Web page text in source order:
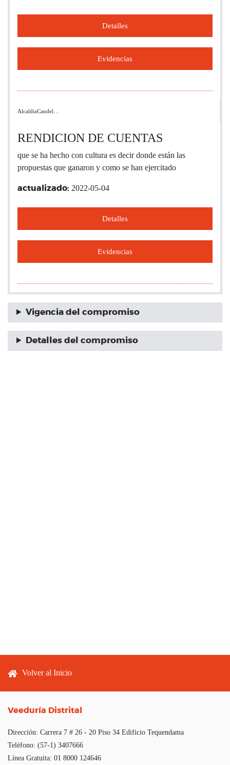
Detalles
Evidencias
AlcaldiaCandel…
RENDICION DE CUENTAS
que se ha hecho con cultura es decir donde están las
propuestas que ganaron y como se han ejercitado
actualizado: 2022-05-04
Detalles
Evidencias
Vigencia del compromiso
Detalles del compromiso
Footer menu
Volver al Inicio
Veeduría Distrital
Dirección: Carrera 7 # 26 - 20 Piso 34 Edificio Tequendama
Teléfono: (57-1) 3407666
Línea Gratuita: 01 8000 124646